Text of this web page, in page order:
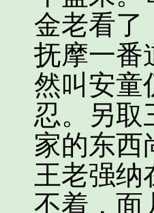
金老看了
抚摩一番
然叫安童
忍。另取
家的东西
王老强纳
不着，面